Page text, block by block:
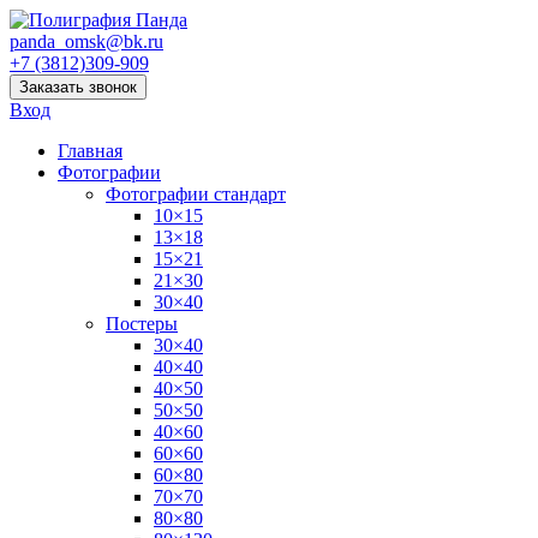
panda_omsk@bk.ru
+7 (3812)309-909
Заказать звонок
Вход
Главная
Фотографии
Фотографии стандарт
10×15
13×18
15×21
21×30
30×40
Постеры
30×40
40×40
40×50
50×50
40×60
60×60
60×80
70×70
80×80